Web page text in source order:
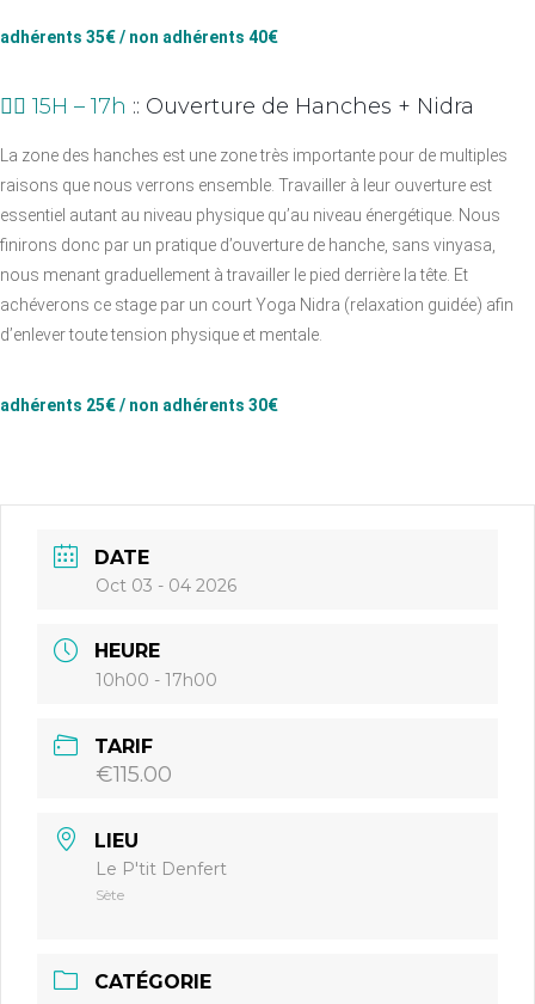
adhérents 35€ / non adhérents 40€
👉🏼 15H – 17h :: Ouverture de Hanches + Nidra
La zone des hanches est une zone très importante pour de multiples
raisons que nous verrons ensemble. Travailler à leur ouverture est
essentiel autant au niveau physique qu’au niveau énergétique. Nous
finirons donc par un pratique d’ouverture de hanche, sans vinyasa,
nous menant graduellement à travailler le pied derrière la tête. Et
achéverons ce stage par un court Yoga Nidra (relaxation guidée) afin
d’enlever toute tension physique et mentale.
adhérents 25€ / non adhérents 30€
DATE
Oct 03 - 04 2026
HEURE
10h00 - 17h00
TARIF
€115.00
LIEU
Le P'tit Denfert
Sète
CATÉGORIE